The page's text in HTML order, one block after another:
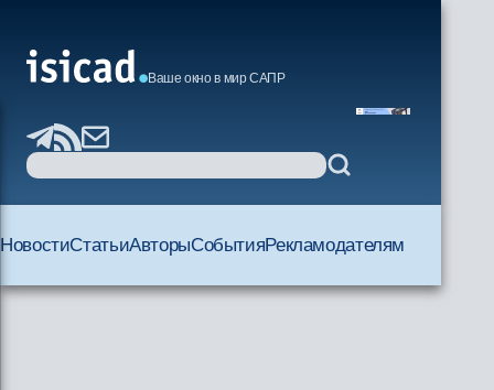
Ваше окно в мир САПР
НовостиСтатьиАвторыСобытияРекламодателям